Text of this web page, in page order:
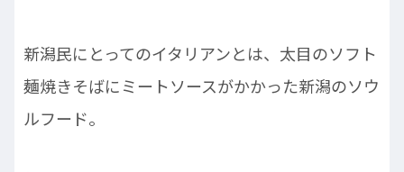
新潟民にとってのイタリアンとは、太目のソフト
麺焼きそばにミートソースがかかった新潟のソウ
ルフード。